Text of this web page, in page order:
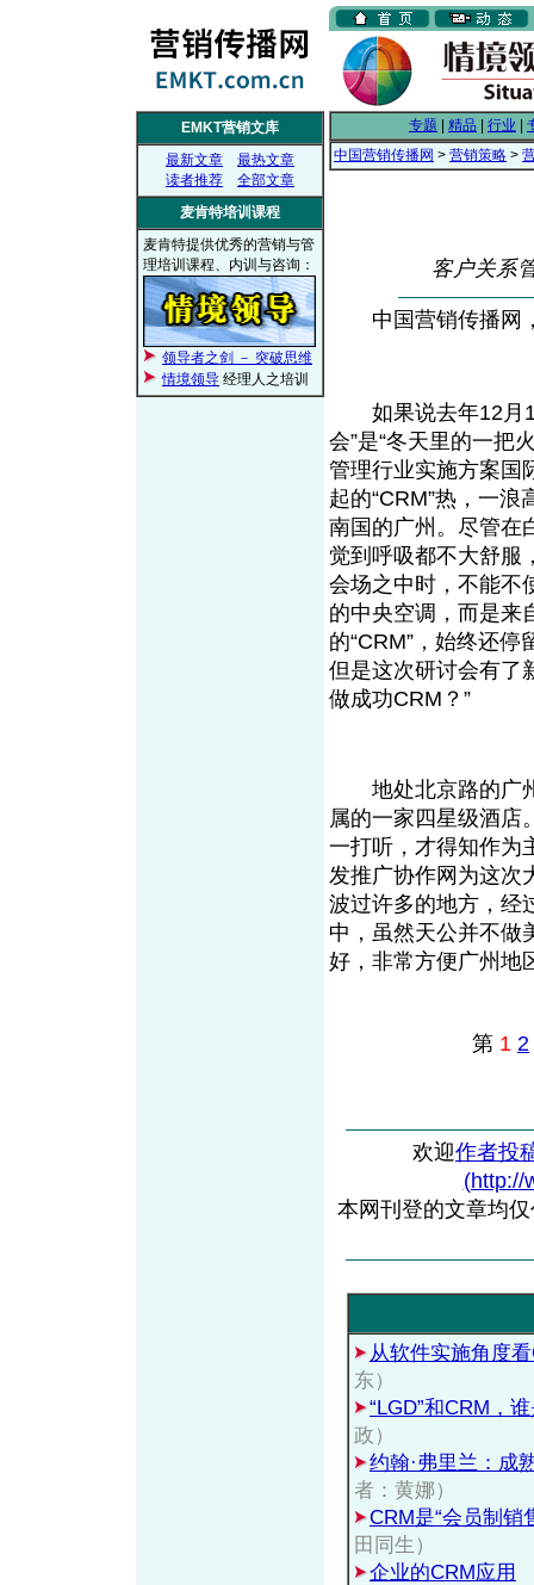
EMKT营销文库
最新文章
最热文章
读者推荐
全部文章
麦肯特培训课程
麦肯特提供优秀的营销与管
理培训课程、内训与咨询：
领导者之剑 － 突破思维
情境领导 经理人之培训
专题 精品 行业
中国营销传播网 > 营销策略 >
客户关系
中国营销传播网
如果说去年12月14
会”是“冬天里的一把
管理行业实施方案国
起的“CRM”热，一
南国的广州。尽管在
觉到呼吸都不大舒服
会场之中时，不能不
的中央空调，而是来
的“CRM”，始终还停
但是这次研讨会有了
做成功CRM？”
地处北京路的广州
属的一家四星级酒店
一打听，才得知作为
发推广协作网为这次
波过许多的地方，经
中，虽然天公并不做
好，非常方便广州地
第 1 2
欢迎作者投
(http://
本网刊登的文章均
从软件实施角度
东）
“LGD”和CRM，
政）
约翰·弗里兰：成
者：黄娜）
CRM是“会员制销
田同生）
企业的CRM应用